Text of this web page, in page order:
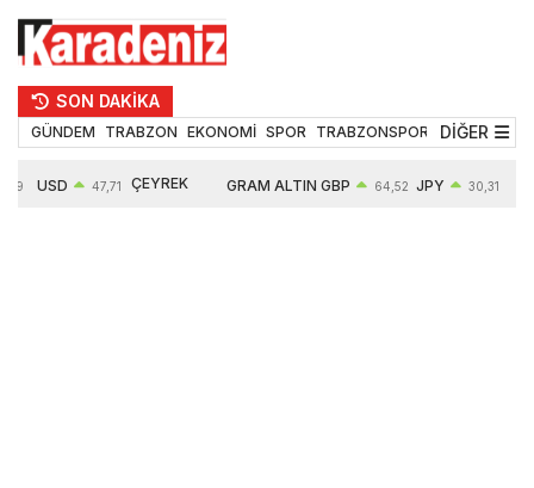
SON DAKİKA
GÜNDEM TRABZON EKONOMİ SPOR TRABZONSPOR TEKNOLOJİ
DİĞER
USD 47,71 ÇEYREK GRAM ALTIN GBP 64,52 JPY 30,31